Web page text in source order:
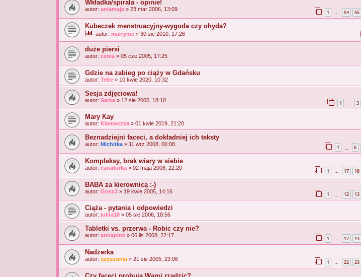
Wkładka/spirala - opinie!
autor: aniamaja » 23 mar 2006, 13:09 1 … 54 55
Kubeczek menstruacyjny-wygoda czy ohyda?
autor: marryme » 30 sie 2010, 17:26
duże piersi
autor: zenia » 05 cze 2005, 17:25
Gdzie na zabieg po ciąży w Gdańsku
autor: Telte » 10 kwie 2020, 10:32
Sesja zdjęciowa!
autor: Sarka » 12 sie 2005, 18:10 1 3
Mary Kay
autor: Klameczka » 01 kwie 2019, 21:20
Beznadziejni faceci, a dokładniej ich teksty
autor: Michitka» 11 wrz 2008, 00:08 1 6
Kompleksy, brak wiary w siebie
autor: caradurka » 02 maja 2008, 22:20 1 … 17 18
BABA za kierownicą :-)
autor: Gosc3 » 19 kwie 2005, 14:16 1 12 13
Ciąża - pytania i odpowiedzi
autor: julita18 » 05 sie 2006, 18:56
Tabletki vs. przerwa - Robic czy nie?
autor: annapink » 06 lis 2008, 22:17 1 … 12 13
Nadżerka
autor: szyszunia » 21 sie 2005, 23:06 1 … 22 23